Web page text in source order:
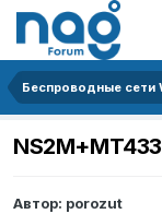
Беспроводные сети
Автор: porozut